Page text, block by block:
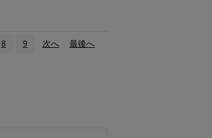
8 9 次へ 最後へ